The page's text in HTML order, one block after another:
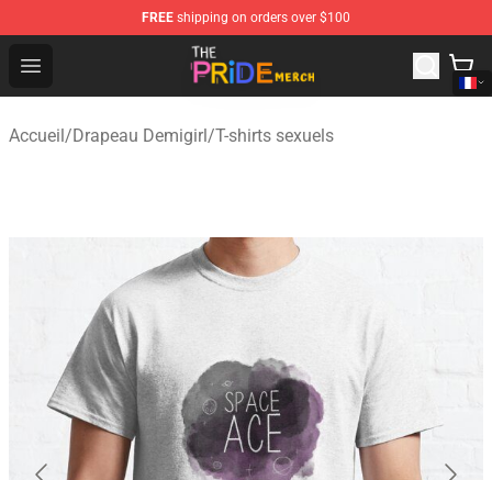
FREE shipping on orders over $100
Open menu
The Pride Shop - Official The Pride Merchandise Store
Accueil/Drapeau Demigirl/T-shirts sexuels